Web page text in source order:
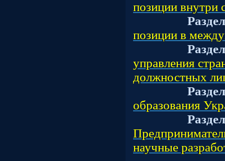
позиции внутри
Раздел
позиции в
Раздел
управления
должностных
Раздел
образования
Раздел
научные